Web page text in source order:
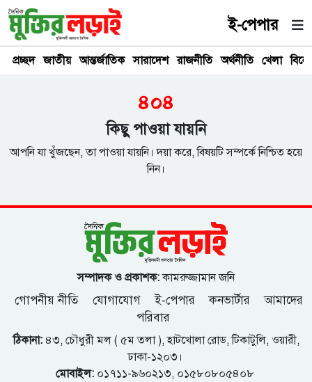
ই-পেপার
প্রচ্ছদ জাতীয় আন্তর্জাতিক সারাদেশ রাজনীতি অর্থনীতি খেলা
৪০৪
কিছু পাওয়া যায়নি
আপনি যা খুঁজছেন, তা পাওয়া যায়নি। দয়া করে, বিষয়টি সম্পর্কে নিশ্চিত হয়ে
নিন।
সম্পাদক ও প্রকাশক:কামরুজ্জামান জনি
গোপনীয় নীতি যোগাযোগ ই-পেপার কনভার্টার
আমাদের
পরিবার
ঠিকানা:৪৩, চৌধুরী মল ( ৫ম তলা ), হাটখোলা রোড, টিকাটুলি, ওয়ারী,
ঢাকা-১২০৩।
মোবাইল:০১৭১১-৯৬০২১৩, ০১৫৮০৮০৫৪০৮